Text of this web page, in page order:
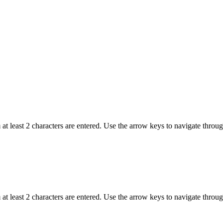
least 2 characters are entered. Use the arrow keys to navigate
least 2 characters are entered. Use the arrow keys to navigate